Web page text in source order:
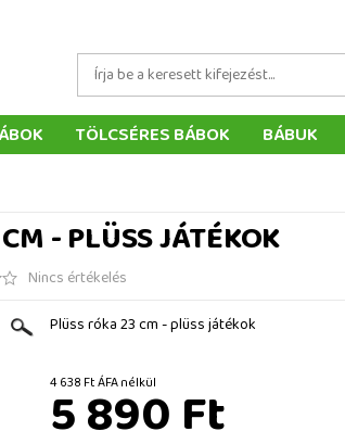
TÖLCSÉRES BÁBOK
BÁBUK
- PLÜSS JÁTÉKOK
Nincs értékelés
Plüss róka 23 cm - plüss játékok
4 638 Ft ÁFA nélkül
5 890 Ft